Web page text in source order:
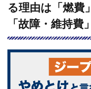
ドが
やめ
とけ
と言
われ
る理
「室
る理由は「燃費
「故障・維持費